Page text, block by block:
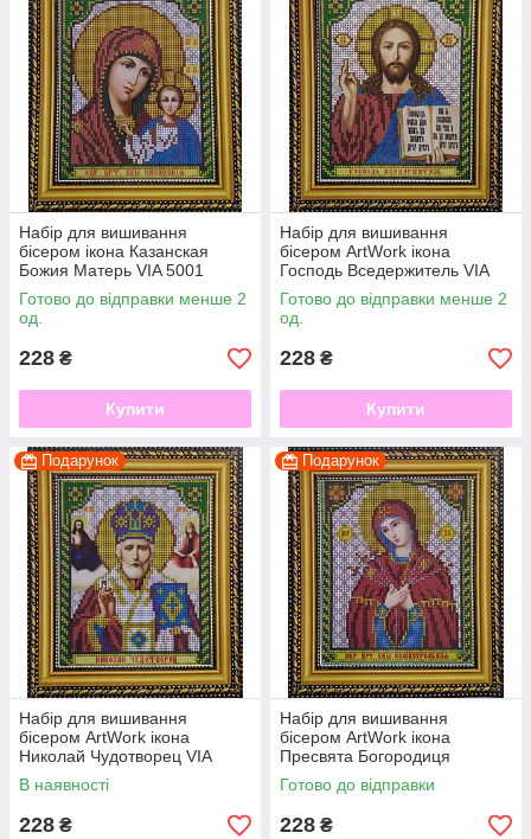
посібники з покроковими інструкціями, які допоможуть вам
розібратися в процесі вишивки, інструкція з кількістю та
номерами кольорів, які необхідні для вишивки бісеру. В
наборах використовуєтся Техніка вишивки – напівхрест.
Запрошуємо вас приєднатися до багатьох шанувальників
вишивки бісером!
Набір для вишивання
бісером ікона Казанская
Божия Матерь VIA 5001
Готово до відправки менше 2
од.
228 ₴
Купити
Набір для вишивання
бісером ArtWork ікона
Господь Вседержитель VIA
5002
Готово до відправки менше 2
од.
228 ₴
Купити
Подарунок
Набір для вишивання
бісером ArtWork ікона
Николай Чудотворец VIA
5003
В наявності
228 ₴
Подарунок
Набір для вишивання
бісером ArtWork ікона
Пресвята Богородиця
Семистрельная VIA 5004
Готово до відправки
228 ₴